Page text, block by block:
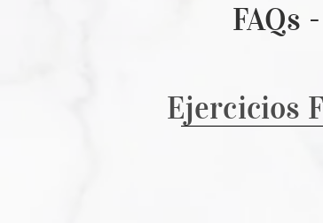
FAQs
Ejercicios